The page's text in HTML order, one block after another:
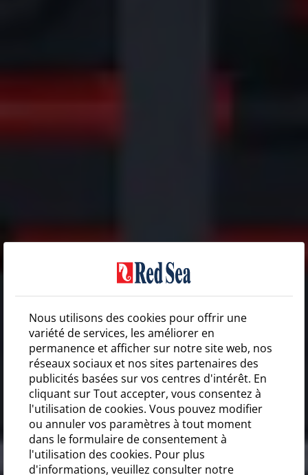
Nous utilisons des cookies pour offrir une
variété de services, les améliorer en
permanence et afficher sur notre site web, nos
réseaux sociaux et nos sites partenaires des
publicités basées sur vos centres d'intérêt. En
cliquant sur Tout accepter, vous consentez à
l'utilisation de cookies. Vous pouvez modifier
ou annuler vos paramètres à tout moment
dans le formulaire de consentement à
l'utilisation des cookies. Pour plus
d'informations, veuillez consulter notre